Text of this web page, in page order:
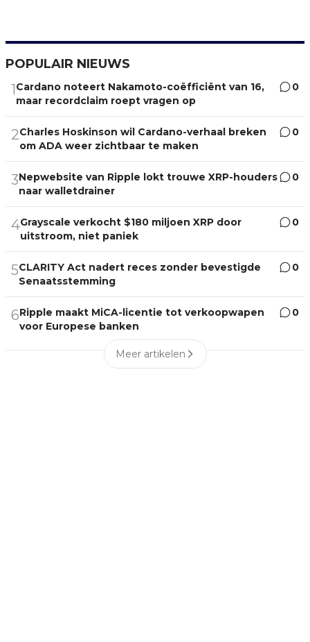
POPULAIR NIEUWS
1Cardano noteert Nakamoto-coëfficiënt van 16,
maar recordclaim roept vragen op
0
2Charles Hoskinson wil Cardano-verhaal breken
om ADA weer zichtbaar te maken
0
3Nepwebsite van Ripple lokt trouwe XRP-houders
naar walletdrainer
0
4Grayscale verkocht $180 miljoen XRP door
uitstroom, niet paniek
0
5CLARITY Act nadert reces zonder bevestigde
Senaatsstemming
0
6Ripple maakt MiCA-licentie tot verkoopwapen
voor Europese banken
0
Meer artikelen